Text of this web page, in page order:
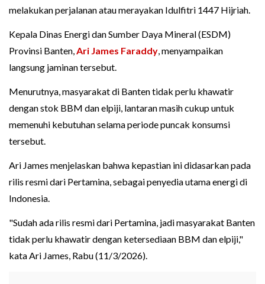
melakukan perjalanan atau merayakan Idulfitri 1447 Hijriah.
Kepala Dinas Energi dan Sumber Daya Mineral (ESDM)
Provinsi Banten,Ari James Faraddy, menyampaikan
langsung jaminan tersebut.
Menurutnya, masyarakat di Banten tidak perlu khawatir
dengan stok BBM dan elpiji, lantaran masih cukup untuk
memenuhi kebutuhan selama periode puncak konsumsi
tersebut.
Ari James menjelaskan bahwa kepastian ini didasarkan pada
rilis resmi dari Pertamina, sebagai penyedia utama energi di
Indonesia.
"Sudah ada rilis resmi dari Pertamina, jadi masyarakat Banten
tidak perlu khawatir dengan ketersediaan BBM dan elpiji,"
kata Ari James, Rabu (11/3/2026).